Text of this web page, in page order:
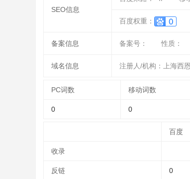
SEO信息
百度权重：
备案信息 备案号： 性质：
域名信息 注册人/机构：上海西
PC词数 移动词数
0 0
百度
收录
反链 0